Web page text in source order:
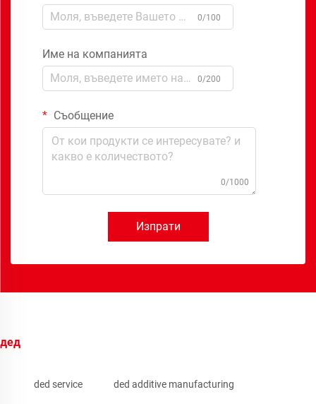
0/100
Име на компанията
0/200
Съобщение
0/1000
Изпрати
дед
ded service ded additive manufacturing